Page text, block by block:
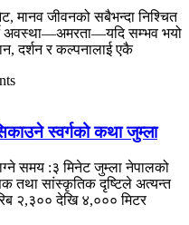
मानव जीवनको सबैभन्दा निश्चित
अवस्था—अमरता—यदि सम्भव भयो
दर्शन र कल्पनालाई एकै
स्वर्गको कथा जुम्ला
समय :३ मिनेट जुम्ला नेपालको
तथा सांस्कृतिक दृष्टिले अत्यन्त
२,३०० देखि ४,००० मिटर